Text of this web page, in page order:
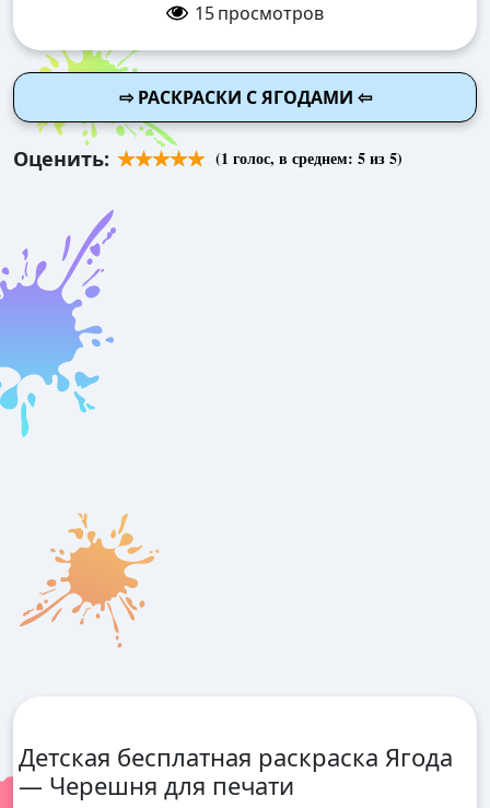
15просмотров
⇨ РАСКРАСКИ С ЯГОДАМИ ⇦
Оценить: (1 голос, в среднем: 5из 5)
Детская бесплатная раскраска Ягода
— Черешня для печати